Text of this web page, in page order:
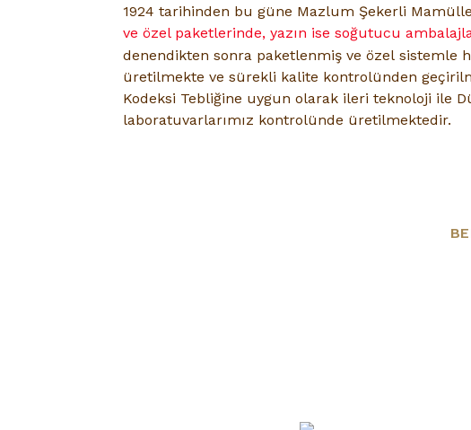
1924 tarihinden bu güne Mazlum Şekerli
ve özel paketlerinde, yazın ise soğutucu
denendikten sonra paketlenmiş ve özel sistemle
üretilmekte ve sürekli kalite kontrolünden
Kodeksi Tebliğine uygun olarak ileri teknoloji ile
laboratuvarlarımız kontrolünde üretilmektedir.